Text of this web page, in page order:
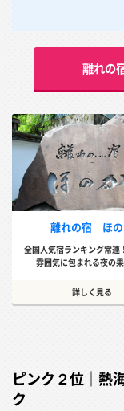
離れの
離れの宿 ほ
全国人気宿ランキング常連
雰囲気に包まれる夜の
詳しく見る
ピンク２位｜熱
ク